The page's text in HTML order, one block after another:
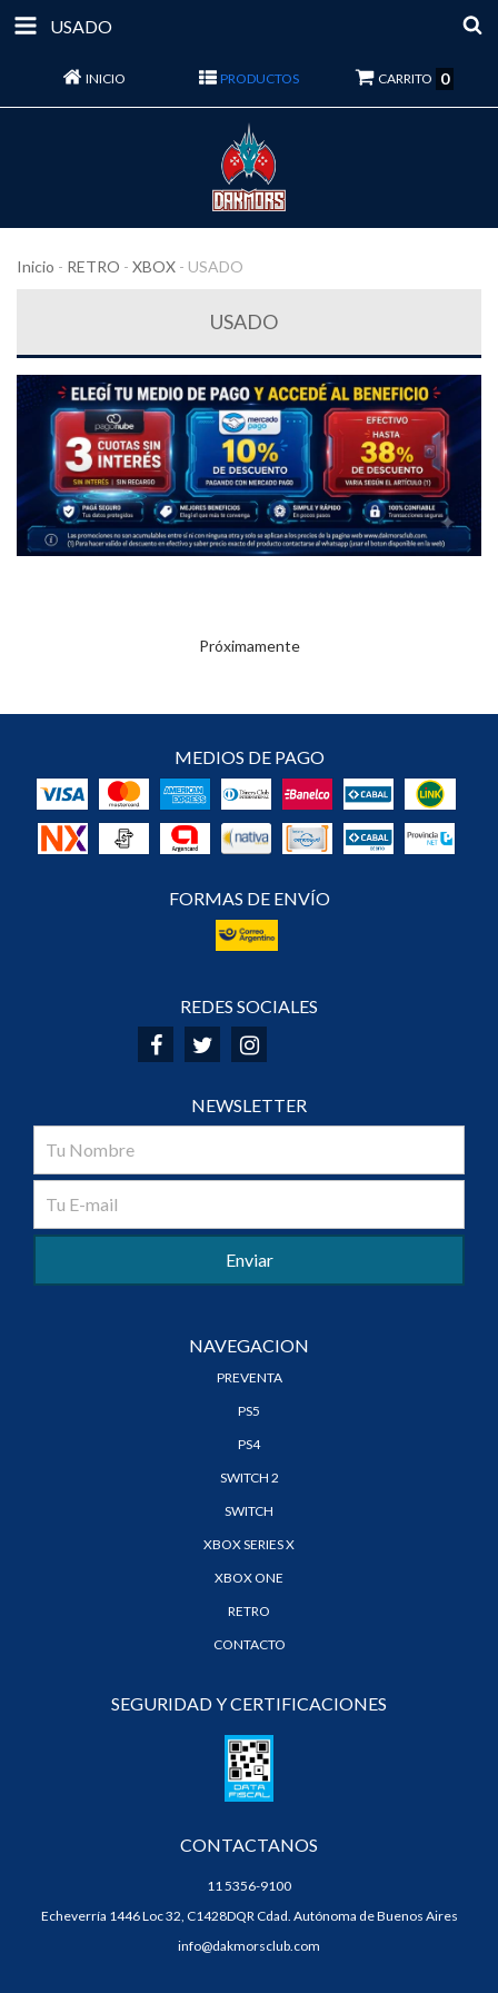
USADO
INICIO PRODUCTOS CARRITO 0
Inicio - RETRO - XBOX - USADO
USADO
Próximamente
MEDIOS DE PAGO
FORMAS DE ENVÍO
REDES SOCIALES
NEWSLETTER
NAVEGACION
PREVENTA
PS5
PS4
SWITCH 2
SWITCH
XBOX SERIES X
XBOX ONE
RETRO
CONTACTO
SEGURIDAD Y CERTIFICACIONES
CONTACTANOS
11 5356-9100
Echeverría 1446 Loc 32, C1428DQR Cdad. Autónoma de Buenos Aires
info@dakmorsclub.com